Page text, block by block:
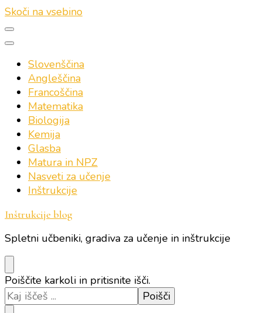
Skoči na vsebino
Slovenščina
Angleščina
Francoščina
Matematika
Biologija
Kemija
Glasba
Matura in NPZ
Nasveti za učenje
Inštrukcije
Inštrukcije blog
Spletni učbeniki, gradiva za učenje in inštrukcije
Iščeš
kaj?
Poiščite karkoli in pritisnite išči.